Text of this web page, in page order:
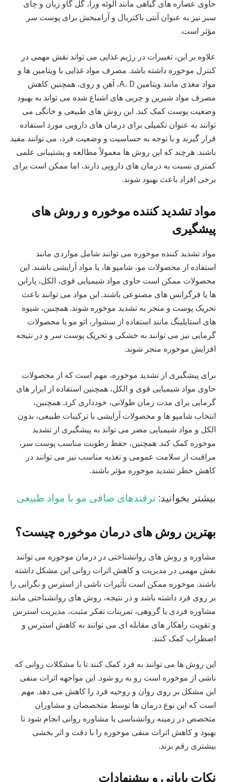
حاوی عصاره‌ های گیاهی مانند آلوئه ورا، گل گاو زبان و چای
سبز نیز به عنوان آنتی‌ باکتریال و آرامبخش برای پوست سر
مؤثر است.
علاوه بر این، تغییرات در رژیم غذایی می‌ تواند نقش مهمی در
کنترل موخوره داشته باشد. مصرف مواد غذایی با ویتامین‌ ها و
مواد مغذی مانند ویتامین A، D، آهن و روی، همچنین کاهش
مصرف مواد شیرین و چربی‌ های اشباع شده می‌ تواند به بهبود
وضعیت پوست کمک کند. این روش‌ های طبیعی و خانگی می‌
توانند به عنوان تکمیلی برای درمان‌ های دارویی مورد استفاده
قرار گیرند و با توجه به حساسیت و وضعیت فرد، می‌ توانند مفید
باشند. هرچند که این روش‌ ها معمولاً مطالعه و پشتیبانی علمی
کمتری نسبت به درمان‌ های دارویی دارند، اما ممکن است برای
برخی افراد باعث بهبود شوند.
مواد تشدید‌ کننده موخوره و روش‌ های
پیشگیری
مواد تشدید کننده موخوره می‌ توانند شامل مواردی مانند
استفاده از محصولات مو، شامپو ها، یا مواد آرایشی باشند. این
محصولات ممکن است حاوی مواد شیمیایی قوی، الکل، پارابن‌
ها یا فرگرانس‌ های مصنوعی باشند. این مواد می‌ توانند باعث
تحریک پوست و منجر به تشدید موخوره شوند. همچنین، شیوه‌
های استایلینگ مانند استفاده از سشوار، اتو مو یا محصولات
گرمایی نیز می‌ توانند به خشکی و تحریک پوست سر و در نتیجه
افزایش موخوره منجر شوند.
برای پیشگیری از تشدید موخوره، مهم است که از محصولات
حاوی مواد شیمیایی قوی و الکل، همچنین استفاده از ابزار های
گرمایی برای مدت زمان طولانی، خودداری کرد. همچنین،
انتخاب شامپو ها و محصولات آرایشی با ترکیبات طبیعی، بدون
الکل و مواد شیمیایی مضر می‌ تواند به پیشگیری از تشدید
موخوره کمک کند. همچنین، حفظ رطوبت مناسب پوست سر،
مراقبت از سلامت عمومی و تغذیه مناسب نیز می‌ توانند در
کاهش خطر تشدید موخوره مؤثر باشند.
بیشتر بخوانید: ترفندهای صافی مو با مواد طبیعی
بهترین روش های درمان موخوره چیست؟
مشاوره و روش‌ های روانشناختی در درمان موخوره می‌ توانند
نقش مهمی در مدیریت و کاهش اثرات روانی این مشکل داشته
باشند. موخوره ممکن است تأثیرات ناشی از استرس و نگرانی را
بر روی فرد داشته باشد و در نتیجه، روش‌ های روانشناختی مانند
مشاوره فردی یا گروهی، تمرینات تفکر مثبت، مدیریت استرس
و تقویت راهکار های مقابله‌ ای می‌ توانند به کاهش استرس و
اضطراب کمک کنند.
این روش‌ ها می‌ توانند به فرد کمک کنند تا با مشکلات روانی که
ناشی از موخوره است رو به رو شود. این مواجهه اثرات منفی
این مشکل بر روی روان و روحیه فرد را کاهش می دهد. مهم
است که این نوع درمان‌ ها توسط متخصصان و مشاوران
متخصص در زمینه روانشناسی یا مشاوره روانی انجام شود تا
بهبود و کاهش اثرات منفی موخوره را با دقت و اثر بخشی
بیشتری رقم بزند.
نکات پایانی و پیشنهادات